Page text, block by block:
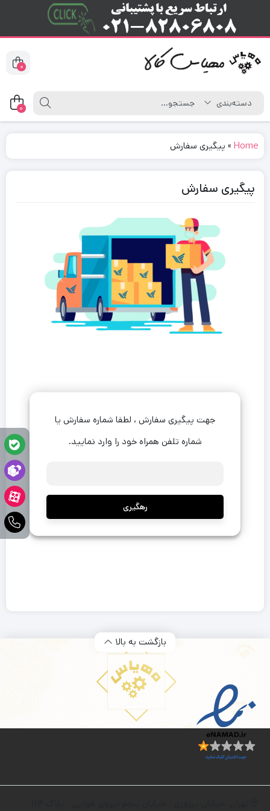
0
0
Home
» پیگیری سفارش
پیگیری سفارش
جهت پیگیری سفارش ، لطفا شماره سفارش یا
شماره تلفن همراه خود را وارد نمایید.
رهگیری
بازگشت به بالا